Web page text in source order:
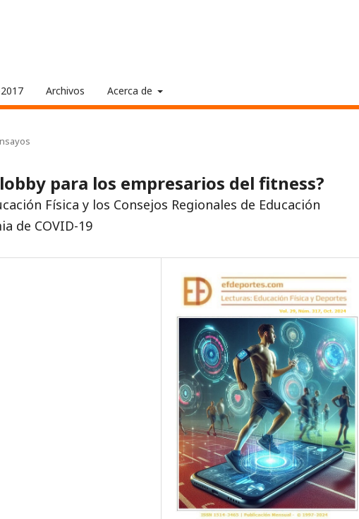
Archivos Acerca de
para los empresarios del fitness?
Física y los Consejos Regionales de Educación
de COVID-19